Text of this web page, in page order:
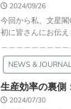
2024/09/26
今回から私、文星
初に皆さんにお伝
＿＿＿＿＿＿＿＿
NEWS &
生産効率の裏側
2024/07/30